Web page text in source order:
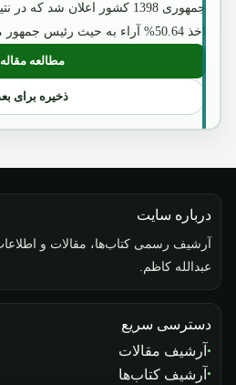
جمهوری 1398 کشور اعلان شد
اخذ 50.64% آراء به حیث رئیس جمهور منتخب کشور…
مطالعه مقاله
:
ذخیره برای
درباره سایت
آرشیف رسمی کتاب‌ها، مقالات و
عبدالله کاظم.
دسترسی سریع
آرشیف مقالات
آرشیف کتاب‌ها